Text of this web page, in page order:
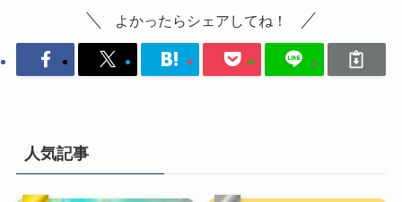
よかったらシェアしてね！
人気記事